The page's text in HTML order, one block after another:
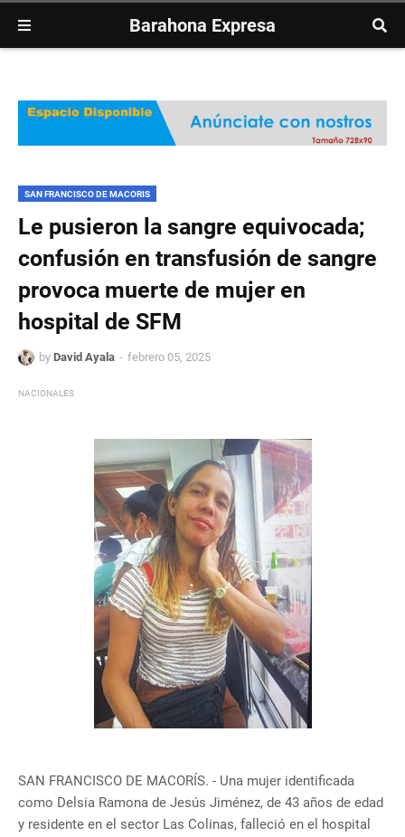
Barahona Expresa
SAN FRANCISCO DE MACORIS
Le pusieron la sangre equivocada;
confusión en transfusión de sangre
provoca muerte de mujer en
hospital de SFM
by David Ayala febrero 05, 2025
NACIONALES
SAN FRANCISCO DE MACORÍS. - Una mujer identificada
como Delsia Ramona de Jesús Jiménez, de 43 años de edad
y residente en el sector Las Colinas, falleció en el hospital